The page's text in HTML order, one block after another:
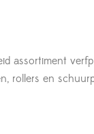
assortiment
rollers en